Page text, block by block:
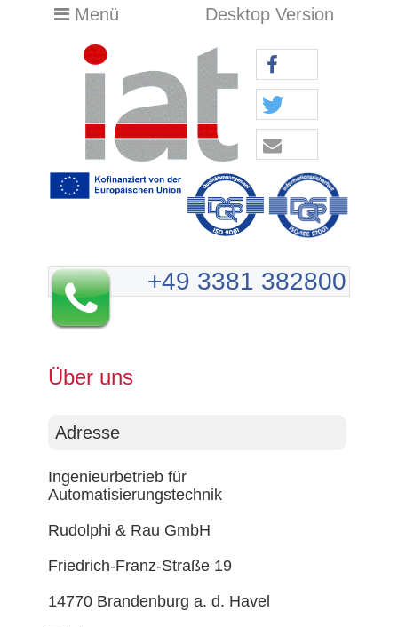
Menü Desktop Version
+49 3381 382800
Über uns
Adresse
Ingenieurbetrieb für
Automatisierungstechnik
Rudolphi & Rau GmbH
Friedrich-Franz-Straße 19
14770 Brandenburg a. d. Havel